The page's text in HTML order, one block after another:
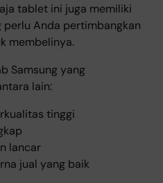
tablet ini juga memiliki
perlu Anda pertimbangkan
membelinya.
Samsung yang
lain:
tinggi
lancar
jual yang baik